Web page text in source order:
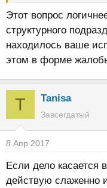
Этот вопрос
структурного
находилось ваше
этом в форме
T Tanisa
Завсегдатый
8 Апр 2017
Если дело касается
действую слаженно